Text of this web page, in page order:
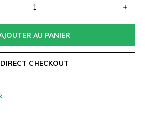
AU PANIER
DIRECT CHECKOUT